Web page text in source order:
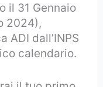
il 31 Gennaio
2024),
ADI dall’INPS
calendario.